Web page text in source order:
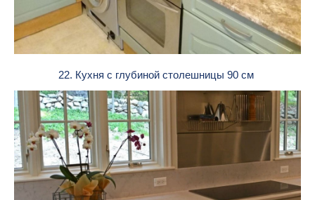
22. Кухня с глубиной столешницы 90 см